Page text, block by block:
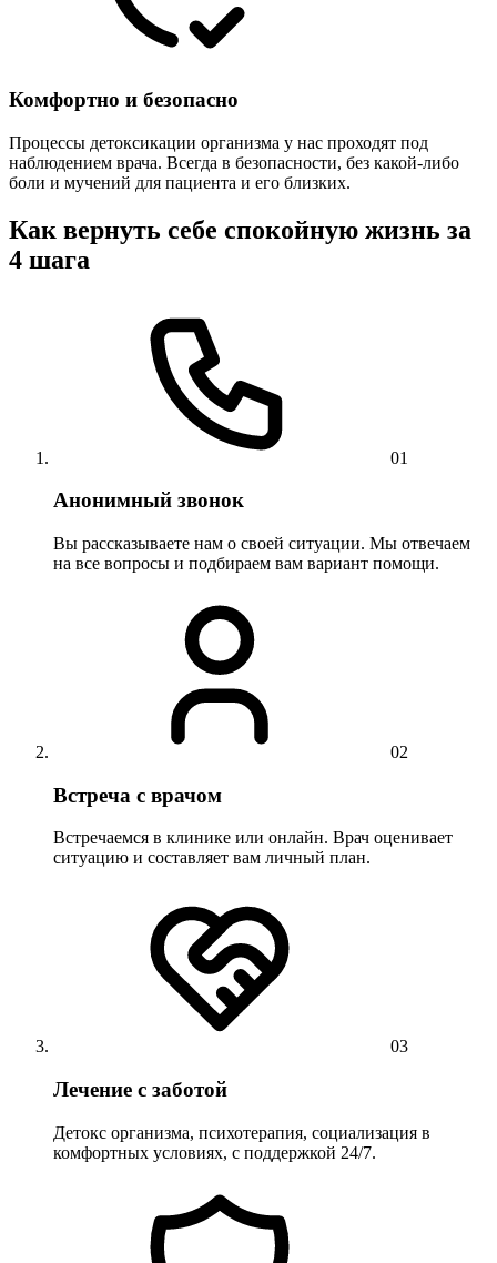
Комфортно и безопасно
Процессы детоксикации организма у нас проходят под
наблюдением врача. Всегда в безопасности, без какой-либо
боли и мучений для пациента и его близких.
Как вернуть себе спокойную жизнь за
4 шага
01
Анонимный звонок
Вы рассказываете нам о своей ситуации. Мы отвечаем
на все вопросы и подбираем вам вариант помощи.
02
Встреча с врачом
Встречаемся в клинике или онлайн. Врач оценивает
ситуацию и составляет вам личный план.
03
Лечение с заботой
Детокс организма, психотерапия, социализация в
комфортных условиях, с поддержкой 24/7.